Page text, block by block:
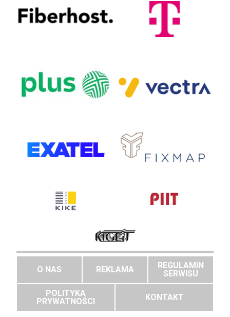
O NAS REKLAMA
REGULAMIN
SERWISU
POLITYKA
PRYWATNOŚCI
KONTAKT